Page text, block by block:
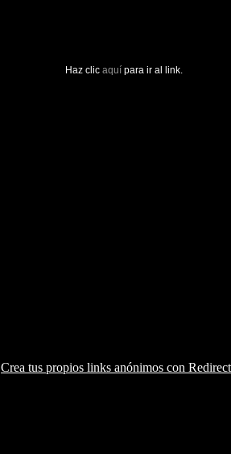
Haz clic aquí para ir al link.
Crea tus propios links anónimos con